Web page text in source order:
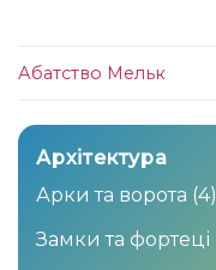
Абатство Мельк
Архітектура
Арки та ворота (4)
Замки та фортеці